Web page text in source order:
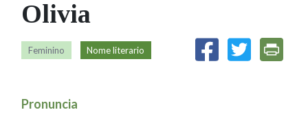
CASA-MUSEO EMILIA PARDO
BAZÁN
HISTORIA
60 ANOS DLG
Facebook
TwitterYoutubeInstagram
Olivia
Feminino Nome literario
Pronuncia